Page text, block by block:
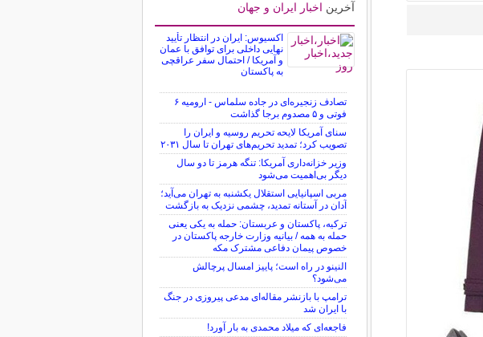
آخرین اخبار ایران و جهان
اکسیوس: ایران در انتظار تأیید
نهایی داخلی برای توافق با عمان
و آمریکا / احتمال سفر عراقچی
به پاکستان
تصادف زنجیره‌ای در جاده سلماس - ارومیه ۶
فوتی و ۵ مصدوم برجا گذاشت
سنای آمریکا لایحه تحریم روسیه و ایران را
تصویب کرد؛ تمدید تحریم‌های تهران تا سال ۲۰۳۱
وزیر خزانه‌داری آمریکا: تنگه هرمز تا دو سال
دیگر بی‌اهمیت می‌شود
مربی اسپانیایی استقلال یکشنبه به تهران می‌آید؛
آدان در آستانه تمدید، چشمی نزدیک به بازگشت
ترکیه، پاکستان و عربستان: حمله به یکی یعنی
حمله به همه / بیانیه وزارت خارجه پاکستان در
خصوص پیمان دفاعی مشترک مکه
النینو در راه است؛ پاییز امسال پرچالش
می‌شود؟
ترامپ با بازنشر مقاله‌ای مدعی پیروزی در جنگ
با ایران شد
فاجعه‌ای که میلاد محمدی به بار آورد!